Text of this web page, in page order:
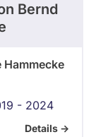
Bernd
Hammecke
- 2024
Details ->